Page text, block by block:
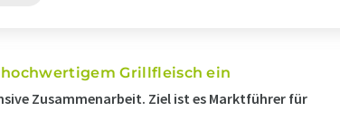
Grillfleisch ein
Zusammenarbeit. Ziel ist es Marktführer für